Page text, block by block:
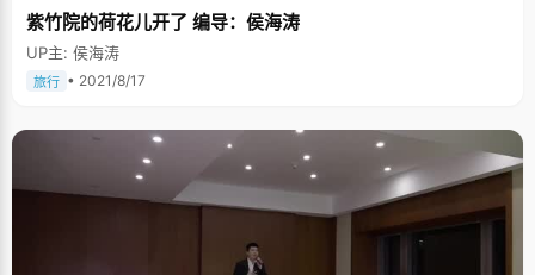
紫竹院的荷花儿开了 编导：侯海涛
UP主: 侯海涛
旅行 • 2021/8/17